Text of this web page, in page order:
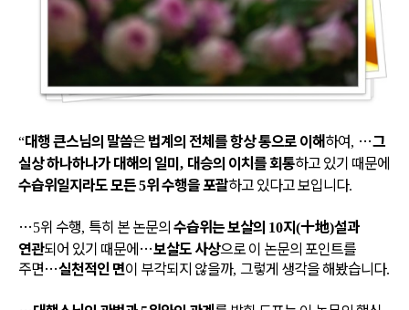
“대행 큰스님의 말씀은법계의 전체를 항상 통으로 이해하여, …그
실상 하나하나가 대해의 일미, 대승의 이치를 회통하고 있기 때문에
수습위일지라도 모든5위 수행을 포괄하고 있다고 보입니다.
…5위 수행, 특히 본 논문의수습위는 보살의 10지(十地)설과
연관되어 있기 때문에…보살도 사상으로 이 논문의 포인트를
주면…실천적인 면이 부각되지 않을까, 그렇게 생각을 해봤습니다.